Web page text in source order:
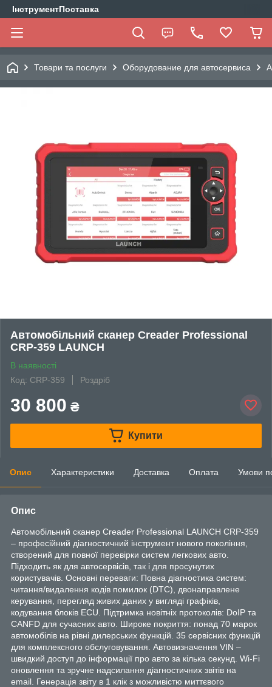
ІнструментПоставка
Товари та послуги Оборудование для автосервиса
Автомобільний сканер Creader Professional
CRP-359 LAUNCH
В наявності
Код: CRP-359
Роздріб
30 800 ₴
Купити
Опис Характеристики Доставка Оплата Умови
Опис
Автомобільний сканер Creader Professional LAUNCH CRP-359
– професійний діагностичний інструмент нового покоління,
створений для повної перевірки систем легкових авто.
Підходить як для автосервісів, так і для просунутих
користувачів. Основні переваги: Повна діагностика систем:
читання/видалення кодів помилок (DTC), двонаправлене
керування, перегляд живих даних у вигляді графіків,
кодування блоків ECU. Підтримка новітніх протоколів: DoIP та
CANFD для сучасних авто. Широке покриття: понад 70 марок
автомобілів на рівні дилерських функцій. 35 сервісних функцій
для комплексного обслуговування. Автовизначення VIN –
швидкий доступ до інформації про авто за кілька секунд. Wi-Fi
оновлення та зручне надсилання діагностичних звітів на
email. Генерація звіту в 1 клік з можливістю миттєвого